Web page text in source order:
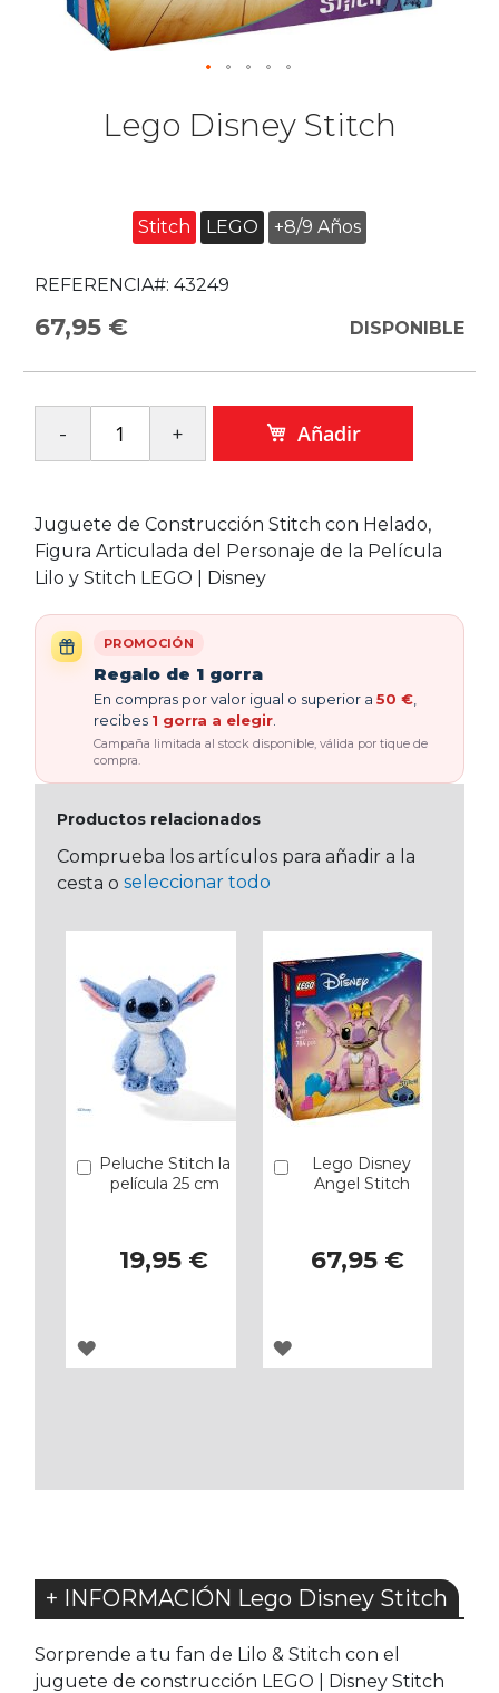
Lego Disney Stitch
Stitch LEGO +8/9 Años
REFERENCIA#: 43249
67,95 € DISPONIBLE
Añadir
Juguete de Construcción Stitch con Helado,
Figura Articulada del Personaje de la Película
Lilo y Stitch LEGO | Disney
PROMOCIÓN
Regalo de 1 gorra
En compras por valor igual o superior a 50 €
recibes 1 gorra a elegir
Campaña limitada al stock disponible, válida por tique de
compra.
Productos relacionados
Comprueba los artículos para añadir a la
cesta o seleccionar todo
Peluche Stitch la
película 25 cm
19,95 €
Añadir
AGREGAR
Lego Disney
Angel Stitch
67,95 €
Añadir
AGREGAR
+ INFORMACIÓN Lego Disney Stitch
Sorprende a tu fan de Lilo & Stitch con el
juguete de construcción LEGO | Disney Stitch